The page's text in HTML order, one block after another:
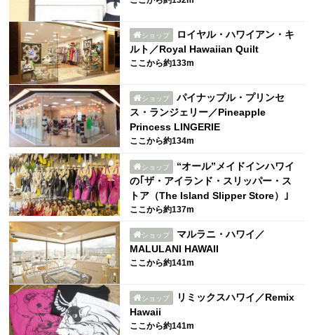
ショップ
ロイヤル・ハワイアン・キ
ルト／Royal Hawaiian Quilt
ここから約133m
ショップ
パイナップル・プリンセ
ス・ランジェリー／Pineapple
Princess LINGERIE
ここから約134m
ショップ
“オール”メイドインハワイ
の｢ザ・アイランド・スリッパー・ス
トア（The Island Slipper Store）｣
ここから約137m
ショップ
マルラニ・ハワイ／
MALULANI HAWAII
ここから約141m
ショップ
リミックスハワイ／Remix
Hawaii
ここから約141m